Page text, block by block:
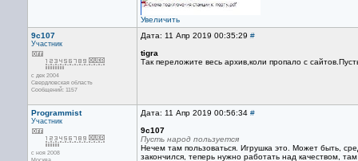
Увеличить
9c107
Участник
с дек 2004
Свердловская область
Сообщений: 1157
Дата: 11 Апр 2019 00:35:29 #
tigra
Так переложите весь архив,коли пропало с
Programmist
Участник
с ноя 2008
Дата: 11 Апр 2019 00:56:34 #
9c107
Пусть народ пользуется
Нечем там пользоваться. Игрушка это. Может быть,
закончился, теперь нужно работать над качеством, там